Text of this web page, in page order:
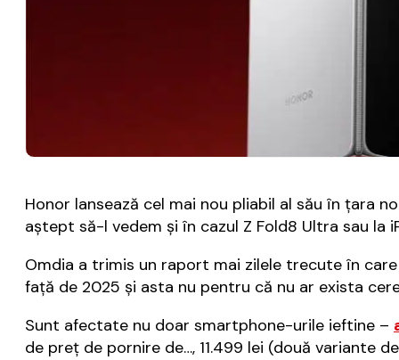
Honor lansează cel mai nou pliabil al său în țara
aștept să-l vedem și în cazul Z Fold8 Ultra sau la
Omdia a trimis un raport mai zilele trecute în
față de 2025 și asta nu pentru că nu ar exista
Sunt afectate nu doar smartphone-urile ieftine –
de preț de pornire de…, 11.499 lei (două variante